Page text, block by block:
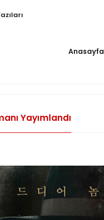
Anasayfa
Yayımlandı